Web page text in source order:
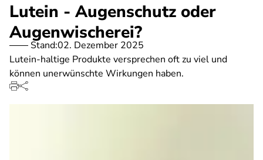
Lutein - Augenschutz oder
Augenwischerei?
Stand:02. Dezember 2025
Lutein-haltige Produkte versprechen oft zu viel und
können unerwünschte Wirkungen haben.